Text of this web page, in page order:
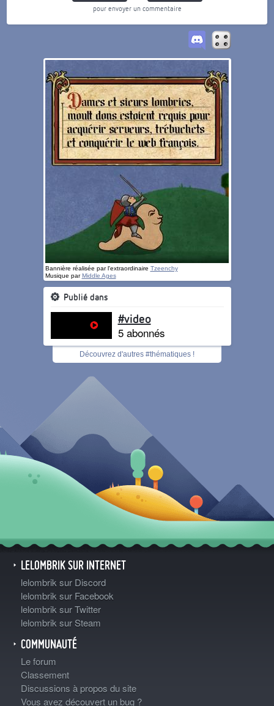
pour envoyer un commentaire
Bannière réalisée par l'extraordinaire Tzeenchy
Musique parMiddle Ages
Publié dans
#video
5 abonnés
Découvrez d'autres #thématiques !
LELOMBRIK SUR INTERNET
lelombrik sur Discord
lelombrik sur Facebook
lelombrik sur Twitter
lelombrik sur Steam
COMMUNAUTÉ
Le forum
Classement
Discussions à propos du site
Vous avez découvert un bug ?